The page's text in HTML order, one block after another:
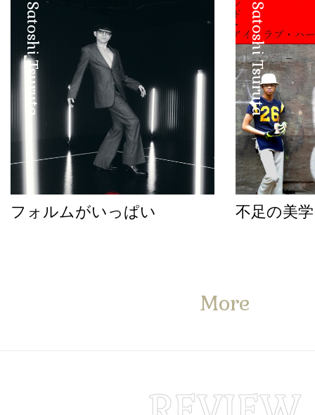
Satoshi Tsuruta
フォルムがいっぱい
Satoshi Tsuruta
不足の美学
More